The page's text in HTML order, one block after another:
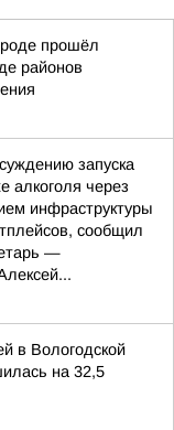
прошёл
районов
запуска
алкоголя через
инфраструктуры
сообщил
—
в Вологодской
на 32,5